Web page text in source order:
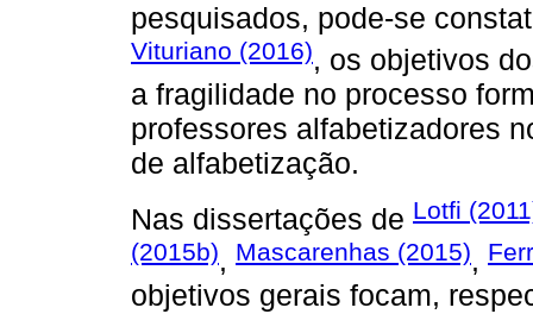
pesquisados, pode-se
Vituriano (2016), os objetivos
a fragilidade no processo
professores alfabetizadores
de alfabetização.
Nas dissertações de Lotfi
(2015b), Mascarenhas (2015),
objetivos gerais focam,